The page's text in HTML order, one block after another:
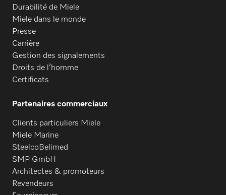
Durabilité de Miele
Miele dans le monde
Presse
Carrière
Gestion des signalements
Droits de l’homme
Certificats
Partenaires commerciaux
Clients particuliers Miele
Miele Marine
SteelcoBelimed
SMP GmbH
Architectes & promoteurs
Revendeurs